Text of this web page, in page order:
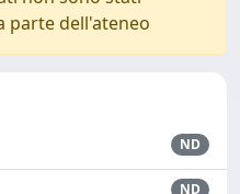
parte dell'ateneo
ND
ND